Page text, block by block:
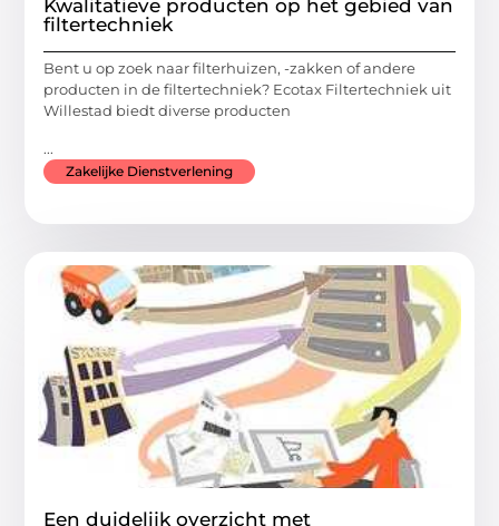
Kwalitatieve producten op het gebied van
filtertechniek
Bent u op zoek naar filterhuizen, -zakken of andere
producten in de filtertechniek? Ecotax Filtertechniek uit
Willestad biedt diverse producten
...
Zakelijke Dienstverlening
Een duidelijk overzicht met